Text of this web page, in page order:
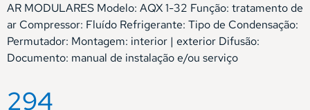
AR MODULARES Modelo: AQX 1-32 Função: tratamento de
ar Compressor: Fluído Refrigerante: Tipo de Condensação:
Permutador: Montagem: interior | exterior Difusão:
Documento: manual de instalação e/ou serviço
294